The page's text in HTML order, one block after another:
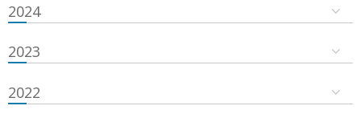
2024
2023
2022